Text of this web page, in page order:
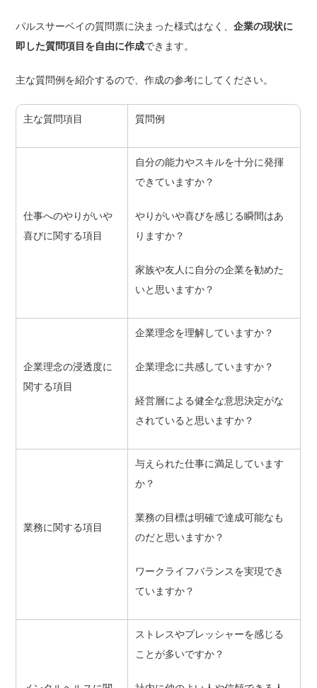
パルスサーベイの質問票に決まった様式はなく、企業の現状に
即した質問項目を自由に作成できます。
主な質問例を紹介するので、作成の参考にしてください。
主な質問項目 質問例
仕事へのやりがいや
喜びに関する項目
自分の能力やスキルを十分に発揮
できていますか？
やりがいや喜びを感じる瞬間はあ
りますか？
家族や友人に自分の企業を勧めた
いと思いますか？
企業理念の浸透度に
関する項目
企業理念を理解していますか？
企業理念に共感していますか？
経営層による健全な意思決定がな
されていると思いますか？
業務に関する項目
与えられた仕事に満足しています
か？
業務の目標は明確で達成可能なも
のだと思いますか？
ワークライフバランスを実現でき
ていますか？
ストレスやプレッシャーを感じる
ことが多いですか？